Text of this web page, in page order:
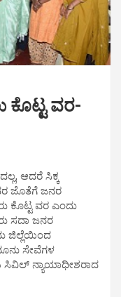
ವರ-
ಆದರೆ ಸಿಕ್ಕ
ಜೊತೆಗೆ ಜನರ
ಕೊಟ್ಟ ವರ ಎಂದು
ಸದಾ ಜನರ
ಜಿಲ್ಲೆಯಿಂದ
ಸೇವೆಗಳ
ಸಿವಿಲ್ ನ್ಯಾಯಾಧೀಶರಾದ